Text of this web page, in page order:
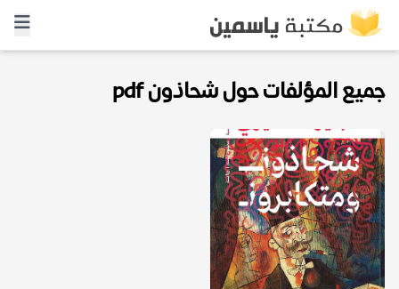
جميع المؤلفات حول شحاذون pdf